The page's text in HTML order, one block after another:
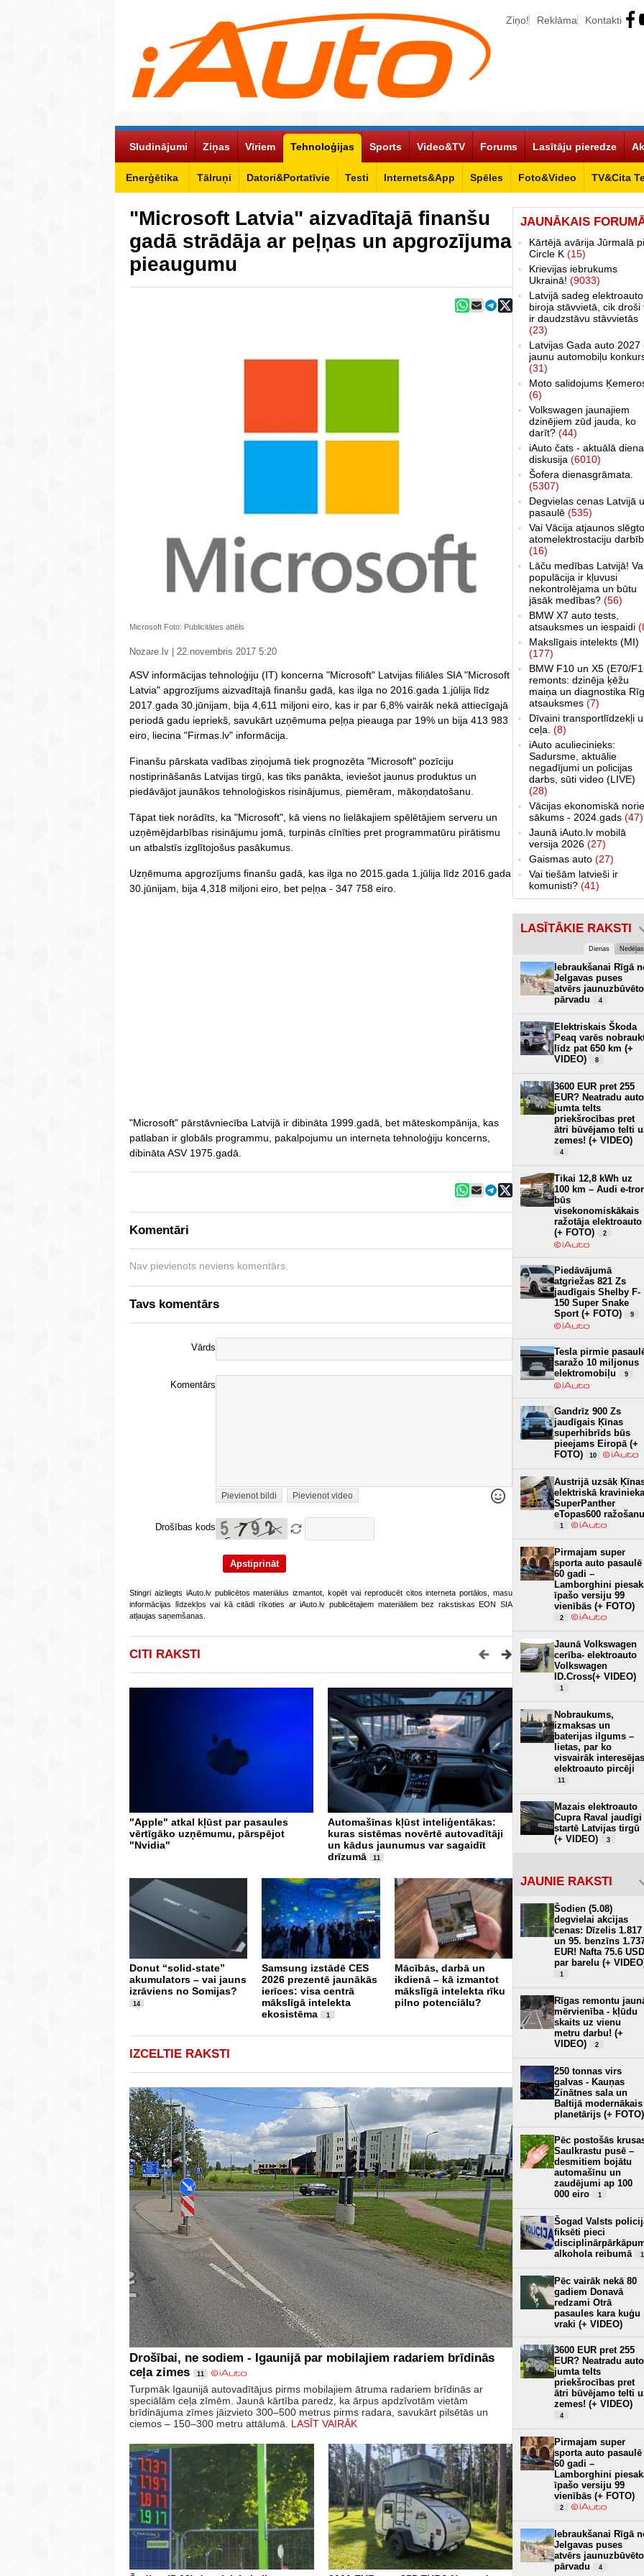
Ziņo! Reklāma Kontakti
Sludinājumi Ziņas Vīriem Tehnoloģijas
Enerģētika Tālruņi Datori&Portatīvie Testi Internets&App Spēles Foto&Video TV&Cita
Sports Video&TV Forums Lasītāju pieredze
"Microsoft Latvia" aizvadītajā finanšu
gadā strādāja ar peļņas un apgrozījuma
pieaugumu
Microsoft Foto: Publicitātes attēls
Nozare.lv | 22.novembris 2017 5:20
ASV informācijas tehnoloģiju (IT) koncerna "Microsoft" Latvijas filiāles SIA "Microsoft
Latvia" apgrozījums aizvadītajā finanšu gadā, kas ilga no 2016.gada 1.jūlija līdz
2017.gada 30.jūnijam, bija 4,611 miljoni eiro, kas ir par 6,8% vairāk nekā attiecīgajā
periodā gadu iepriekš, savukārt uzņēmuma peļņa pieauga par 19% un bija 413 983
eiro, liecina "Firmas.lv" informācija.
Finanšu pārskata vadības ziņojumā tiek prognozēta "Microsoft" pozīciju
nostiprināšanās Latvijas tirgū, kas tiks panākta, ieviešot jaunus produktus un
piedāvājot jaunākos tehnoloģiskos risinājumus, piemēram, mākoņdatošanu.
Tāpat tiek norādīts, ka "Microsoft", kā viens no lielākajiem spēlētājiem serveru un
uzņēmējdarbības risinājumu jomā, turpinās cīnīties pret programmatūru pirātismu
un atbalstīs izglītojošus pasākumus.
Uzņēmuma apgrozījums finanšu gadā, kas ilga no 2015.gada 1.jūlija līdz 2016.gada
30.jūnijam, bija 4,318 miljoni eiro, bet peļņa - 347 758 eiro.
"Microsoft" pārstāvniecība Latvijā ir dibināta 1999.gadā, bet māteskompānija, kas
patlaban ir globāls programmu, pakalpojumu un interneta tehnoloģiju koncerns,
dibināta ASV 1975.gadā.
Komentāri
Nav pievienots neviens komentārs.
Tavs komentārs
Vārds
Komentārs
Pievienot bildi Pievienot video
Drošības kods
Stingri aizliegts iAuto.lv publicētos materiālus izmantot, kopēt vai reproducēt citos interneta portālos, masu
informācijas līdzekļos vai kā citādi rīkoties ar iAuto.lv publicētajiem materiāliem bez rakstiskas EON SIA
atļaujas saņemšanas.
CITI RAKSTI
"Apple" atkal kļūst par pasaules
vērtīgāko uzņēmumu, pārspējot
"Nvidia"
Automašīnas kļūst inteliģentākas:
kuras sistēmas novērtē autovadītāji
un kādus jaunumus var sagaidīt
drīzumā
11
Donut “solid-state”
akumulators – vai jauns
izrāviens no Somijas?
14
Samsung izstādē CES
2026 prezentē jaunākās
ierīces: visa centrā
mākslīgā intelekta
ekosistēma
1
Mācībās, darbā un
ikdienā – kā izmantot
mākslīgā intelekta rīku
pilno potenciālu?
Ilgtspējīga inovācija –
papīrs, kas izskatās teju
Kāpēc cilvēki joprojām
atbilstoši nenodod
nolietotu tehniku?
IZCELTIE RAKSTI
Drošībai, ne sodiem - Igaunijā par mobilajiem radariem brīdinās
ceļa zimes
11
Turpmāk Igaunijā autovadītājus pirms mobilajiem ātruma radariem brīdinās ar
speciālām ceļa zīmēm. Jaunā kārtība paredz, ka ārpus apdzīvotām vietām
brīdinājuma zīmes jāizvieto 300–500 metrus pirms radara, savukārt pilsētās un
ciemos – 150–300 metru attālumā. LASĪT VAIRĀK
JAUNĀKAIS
Kārtējā avārija Jūrmalā
Circle K (15)
Krievijas iebrukums
Ukrainā! (9033)
Latvijā sadeg elektroauto
biroja stāvvietā, cik droši
ir daudzstāvu stāvvietās
(23)
Latvijas Gada auto 2027
jaunu automobiļu
(31)
Moto salidojums
(6)
Volkswagen jaunajiem
dzinējiem zūd jauda, ko
darīt? (44)
iAuto čats - aktuālā
diskusija (6010)
Šofera dienasgrāmata.
(5307)
Degvielas cenas Latvijā
pasaulē (535)
Vai Vācija atjaunos slēgto
atomelektrostaciju
(16)
Lāču medības Latvijā!
populācija ir kļuvusi
nekontrolējama un būtu
jāsāk medības? (56)
BMW X7 auto tests,
atsauksmes un iespaidi
Makslīgais intelekts (MI)
(177)
BMW F10 un X5 (E70/
remonts: dzinēja ķēžu
maiņa un diagnostika
atsauksmes (7)
Dīvaini transportlīdzekļi
ceļa. (8)
iAuto aculiecinieks:
Sadursme, aktuālie
negadījumi un policijas
darbs, sūti video (LIVE)
(28)
Vācijas ekonomiskā
sākums - 2024.gads (47)
Jaunā iAuto.lv mobilā
versija 2026 (27)
Gaismas auto (27)
Vai tiešām latvieši ir
komunisti? (41)
LASĪTĀKIE RAKSTI
Dienas Nedēļas
Iebraukšanai Rīgā
Jelgavas puses
atvērs jaunuzbūvēto
pārvadu
4
Elektriskais Škoda
Peaq varēs
līdz pat 650 km (+
VIDEO)
8
3600 EUR pret 255
EUR? Neatradu auto
jumta telts
priekšrocības pret
ātri būvējamo telti
zemes! (+ VIDEO)
4
Tikai 12,8 kWh uz
100 km – Audi e-
būs
visekonomiskākais
ražotāja elektroauto
(+ FOTO)
2
Piedāvājumā
atgriežas 821 Zs
jaudīgais Shelby F-
150 Super Snake
Sport (+ FOTO)
9
Tesla pirmie
saražo 10 miljonus
elektromobiļu
9
Gandrīz 900 Zs
jaudīgais Ķīnas
superhibrīds būs
pieejams Eiropā (+
FOTO)
10
Austrijā uzsāk
elektriskā kravinieka
SuperPanther
eTopas600 ražošanu
1
Pirmajam super
sporta auto pasaulē
60 gadi –
Lamborghini
īpašo versiju 99
vienībās (+ FOTO)
2
Jaunā Volkswagen
cerība- elektroauto
Volkswagen
ID.Cross(+ VIDEO)
1
Nobraukums,
izmaksas un
baterijas ilgums –
lietas, par ko
visvairāk interesējas
elektroauto pircēji
11
Mazais elektroauto
Cupra Raval jaudīgi
startē Latvijas tirgū
(+ VIDEO)
3
JAUNIE RAKSTI
Šodien (5.08)
degvielai akcijas
cenas: Dīzelis 1.817
un 95. benzīns
EUR! Nafta 75.6 USD
par barelu (+
1
Rīgas remontu
mērvienība - kļūdu
skaits uz vienu
metru darbu! (+
VIDEO)
2
250 tonnas virs
galvas - Kauņas
Zinātnes sala un
Baltijā modernākais
planetārijs (+ FOTO)
Pēc postošās
Saulkrastu pusē –
desmitiem bojātu
automašīnu un
zaudējumi ap 100
000 eiro
1
Šogad Valsts
fiksēti pieci
alkohola reibumā
1
Pēc vairāk nekā 80
gadiem Donavā
redzami Otrā
pasaules kara kuģu
vraki (+ VIDEO)
3600 EUR pret 255
EUR? Neatradu auto
jumta telts
priekšrocības pret
ātri būvējamo telti
zemes! (+ VIDEO)
4
Pirmajam super
sporta auto pasaulē
60 gadi –
Lamborghini
īpašo versiju 99
vienībās (+ FOTO)
2
Iebraukšanai Rīgā
Jelgavas puses
atvērs jaunuzbūvēto
pārvadu
4